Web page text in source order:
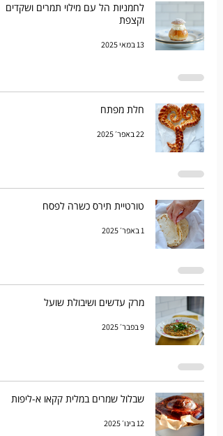
לחמניות הל עם מילוי תמרים ושקדים
וקצפת
13 במאי 2025
חלת מפתח
22 באפר׳ 2025
טורטיית תירס כשרה לפסח
1 באפר׳ 2025
מרק עדשים ושיבולת שועל
9 בפבר׳ 2025
שבלול שמרים במלית קקאו א-ליפות
12 בינו׳ 2025